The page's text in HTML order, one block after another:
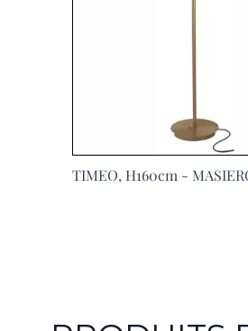
TIMEO, H160cm -